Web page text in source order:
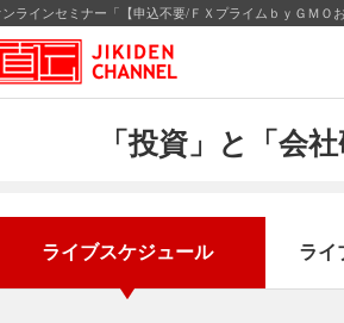
「投資」と「会
ライブスケジュール ライ